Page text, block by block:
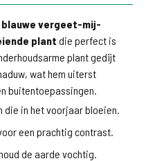
blauwe vergeet-mij-
plant die perfect is
plant gedijt
wat hem uiterst
buitentoepassingen.
die in het voorjaar bloeien.
een prachtig contrast.
de aarde vochtig.